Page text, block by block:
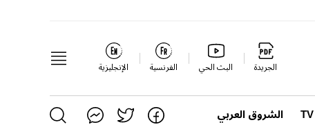
الجريدة البث الحي الفرنسية الإنجليزية
الشروق العربي